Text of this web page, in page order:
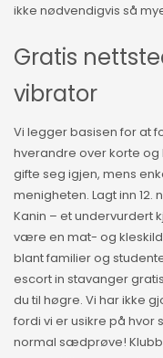
ikke nødvendigvis så
Gratis
vibrator
Vi legger basisen for at
hverandre over korte og
gifte seg igjen, mens
menigheten. Lagt inn 12.
Kanin – et undervurdert
være en mat- og
blant familier og
escort in stavanger
du til høgre. Vi har ikke
fordi vi er usikre på hvor
normal sædprøve!